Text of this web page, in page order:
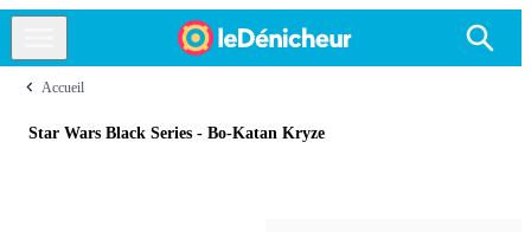
Accueil
Star Wars Black Series - Bo-Katan Kryze